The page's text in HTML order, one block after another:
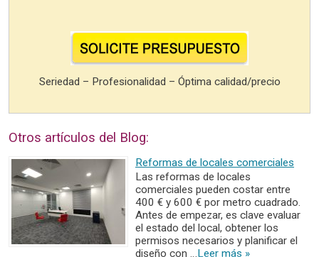
Seriedad – Profesionalidad – Óptima calidad/precio
Otros artículos del Blog:
Reformas de locales comerciales
Las reformas de locales
comerciales pueden costar entre
400 € y 600 € por metro cuadrado.
Antes de empezar, es clave evaluar
el estado del local, obtener los
permisos necesarios y planificar el
diseño con …Leer más »